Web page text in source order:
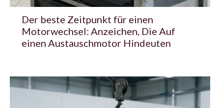
Der beste Zeitpunkt für einen
Motorwechsel: Anzeichen, Die Auf
einen Austauschmotor Hindeuten